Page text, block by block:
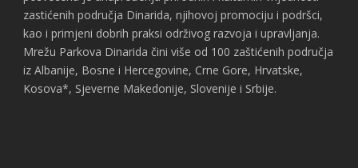
zastićenih područja Dinarida, njihovoj promociju i podršci,
kao i primjeni dobrih praksi održivog razvoja i upravljanja.
Mrežu Parkova Dinarida čini više od 100 zaštićenih područja
iz Albanije, Bosne i Hercegovine, Crne Gore, Hrvatske,
Kosova*, Sjeverne Makedonije, Slovenije i Srbije.